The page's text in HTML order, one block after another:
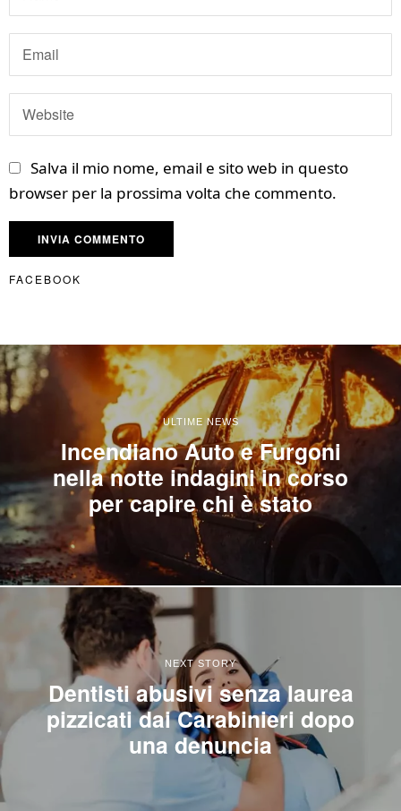
Salva il mio nome, email e sito web in questo
browser per la prossima volta che commento.
FACEBOOK
ULTIME NEWS
Incendiano Auto e Furgoni
nella notte indagini in corso
per capire chi è stato
NEXT STORY
Dentisti abusivi senza laurea
pizzicati dai Carabinieri dopo
una denuncia